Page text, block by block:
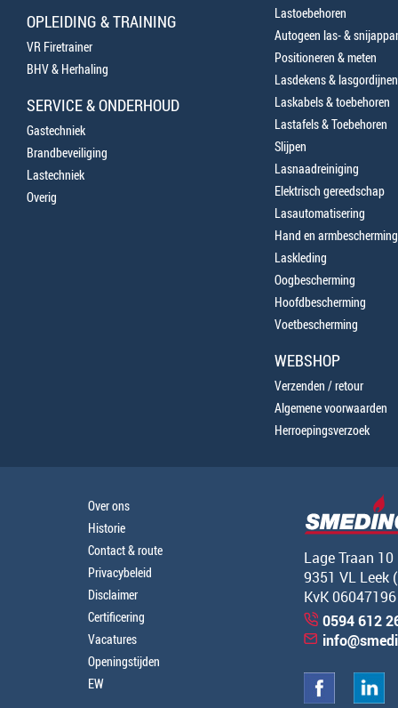
OPLEIDING & TRAINING
VR Firetrainer
BHV & Herhaling
SERVICE & ONDERHOUD
Gastechniek
Brandbeveiliging
Lastechniek
Overig
Lastoebehoren
Autogeen las- &
Positioneren & meten
Lasdekens & lasgordijnen
Laskabels & toebehoren
Lastafels & Toebehoren
Slijpen
Lasnaadreiniging
Elektrisch gereedschap
Lasautomatisering
Hand en armbescherming
Laskleding
Oogbescherming
Hoofdbescherming
Voetbescherming
WEBSHOP
Verzenden / retour
Algemene voorwaarden
Herroepingsverzoek
Over ons
Historie
Contact & route
Privacybeleid
Disclaimer
Certificering
Vacatures
Openingstijden
EW
Lage Traan 10
9351 VL Leek
KvK 06047196
0594 612